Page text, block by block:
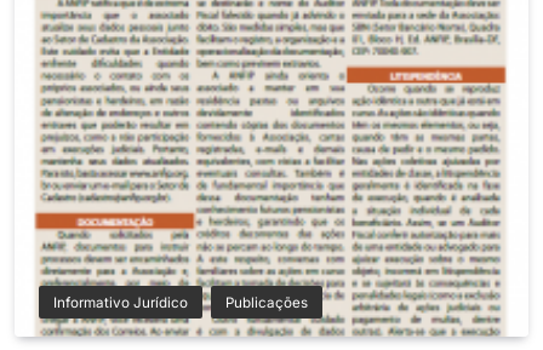
Informativo Jurídico Publicações